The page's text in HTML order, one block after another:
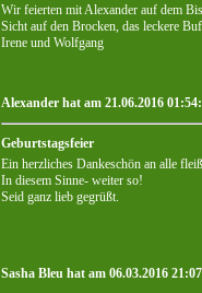
Wir feierten mit Alexander auf dem
Sicht auf den Brocken, das leckere
Irene und Wolfgang
Alexander hat am 21.06.2016
Geburtstagsfeier
Ein herzliches Dankeschön an alle
In diesem Sinne- weiter so!
Seid ganz lieb gegrüßt.
Sasha Bleu hat am 06.03.2016